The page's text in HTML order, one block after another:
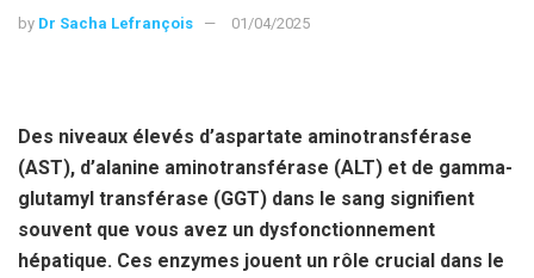
by Dr Sacha Lefrançois 01/04/2025
Des niveaux élevés d’aspartate aminotransférase
(AST), d’alanine aminotransférase (ALT) et de gamma-
glutamyl transférase (GGT) dans le sang signifient
souvent que vous avez un dysfonctionnement
hépatique. Ces enzymes jouent un rôle crucial dans le